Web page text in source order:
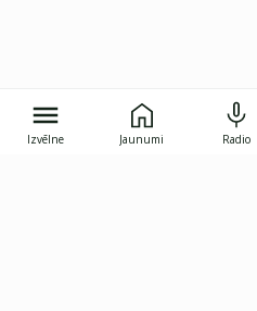
Izvēlne Jaunumi Radio